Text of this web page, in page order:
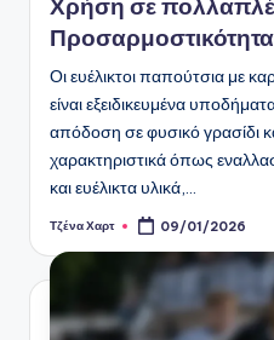
Οι ευέλικτοι παπούτσια με
είναι εξειδικευμένα
απόδοση σε φυσικό γρασίδι
χαρακτηριστικά όπως
και ευέλικτα υλικά,…
Posted
Τζένα Χαρτ 09/01/2026